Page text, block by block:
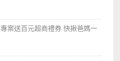
案送百元超商禮券 快揪爸媽一